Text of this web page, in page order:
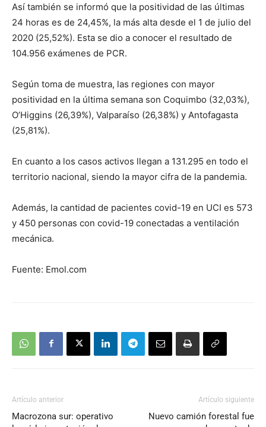
Así también se informó que la positividad de las últimas
24 horas es de 24,45%, la más alta desde el 1 de julio del
2020 (25,52%). Esta se dio a conocer el resultado de
104.956 exámenes de PCR.
Según toma de muestra, las regiones con mayor
positividad en la última semana son Coquimbo (32,03%),
O’Higgins (26,39%), Valparaíso (26,38%) y Antofagasta
(25,81%).
En cuanto a los casos activos llegan a 131.295 en todo el
territorio nacional, siendo la mayor cifra de la pandemia.
Además, la cantidad de pacientes covid-19 en UCI es 573
y 450 personas con covid-19 conectadas a ventilación
mecánica.
Fuente: Emol.com
Artículo anterior
Macrozona sur: operativo
Artículo siguiente
Nuevo camión forestal fue